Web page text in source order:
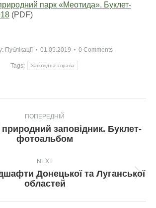
парк «Меотида». Буклет-
(PDF)
Публікації 01.05.2019 0 Comments
Tags: Заповідна справа
ПОПЕРЕДНІЙ
Попередній
пост:
заповідник. Буклет-
фотоальбом
NEXT
Next
post:
Донецької та Луганської
областей